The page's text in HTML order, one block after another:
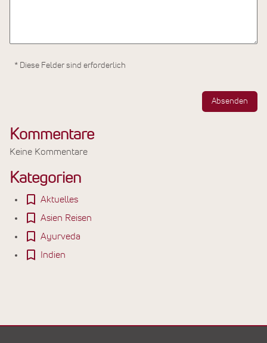
* Diese Felder sind erforderlich
Absenden
Kommentare
Keine Kommentare
Kategorien
Aktuelles
Asien Reisen
Ayurveda
Indien